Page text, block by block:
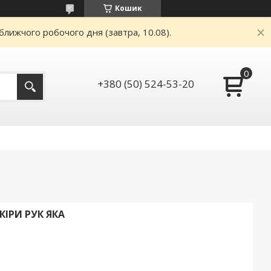
Кошик
робочого дня (завтра, 10.08).
+380 (50) 524-53-20
РУК ЯКА